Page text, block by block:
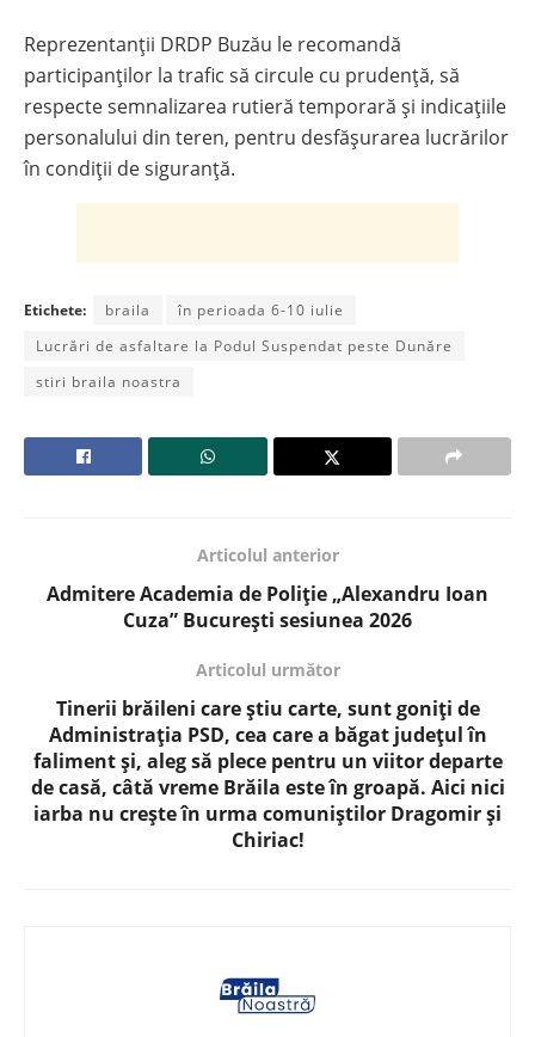
Reprezentanții DRDP Buzău le recomandă
participanților la trafic să circule cu prudență, să
respecte semnalizarea rutieră temporară și indicațiile
personalului din teren, pentru desfășurarea lucrărilor
în condiții de siguranță.
Etichete: braila
în perioada 6-10 iulie
Lucrări de asfaltare la Podul Suspendat peste Dunăre
stiri braila noastra
Articolul anterior
Admitere Academia de Poliție „Alexandru Ioan
Cuza” București sesiunea 2026
Articolul următor
Tinerii brăileni care știu carte, sunt goniți de
Administrația PSD, cea care a băgat județul în
faliment și, aleg să plece pentru un viitor departe
de casă, câtă vreme Brăila este în groapă. Aici nici
iarba nu crește în urma comuniștilor Dragomir și
Chiriac!